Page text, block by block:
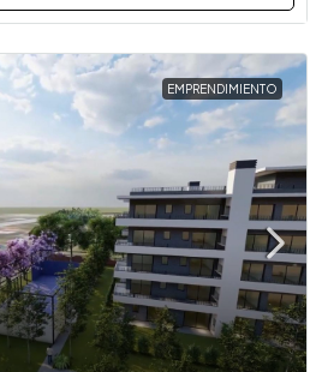
EMPRENDIMIENTO